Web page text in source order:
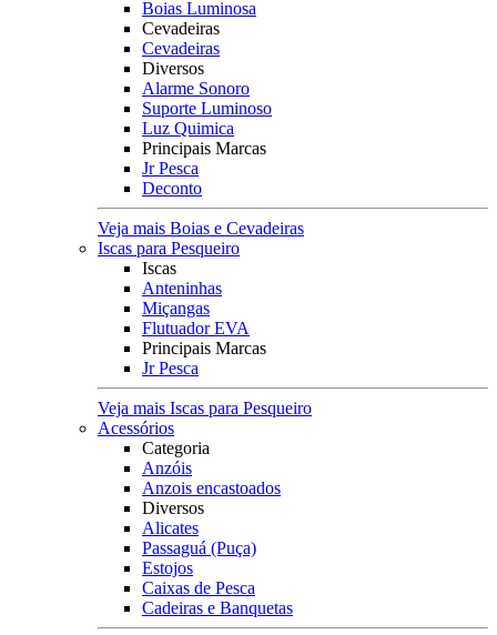
Boias Luminosa
Cevadeiras
Cevadeiras
Diversos
Alarme Sonoro
Suporte Luminoso
Luz Quimica
Principais Marcas
Jr Pesca
Deconto
Veja mais Boias e Cevadeiras
Iscas para Pesqueiro
Iscas
Anteninhas
Miçangas
Flutuador EVA
Principais Marcas
Jr Pesca
Veja mais Iscas para Pesqueiro
Acessórios
Categoria
Anzóis
Anzois encastoados
Diversos
Alicates
Passaguá (Puça)
Estojos
Caixas de Pesca
Cadeiras e Banquetas